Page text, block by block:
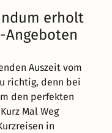
erholt
Angeboten
Auszeit vom
richtig, denn bei
den perfekten
Mal Weg
in